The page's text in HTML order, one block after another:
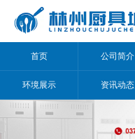
首页 公司简介
环境展示 资讯动态